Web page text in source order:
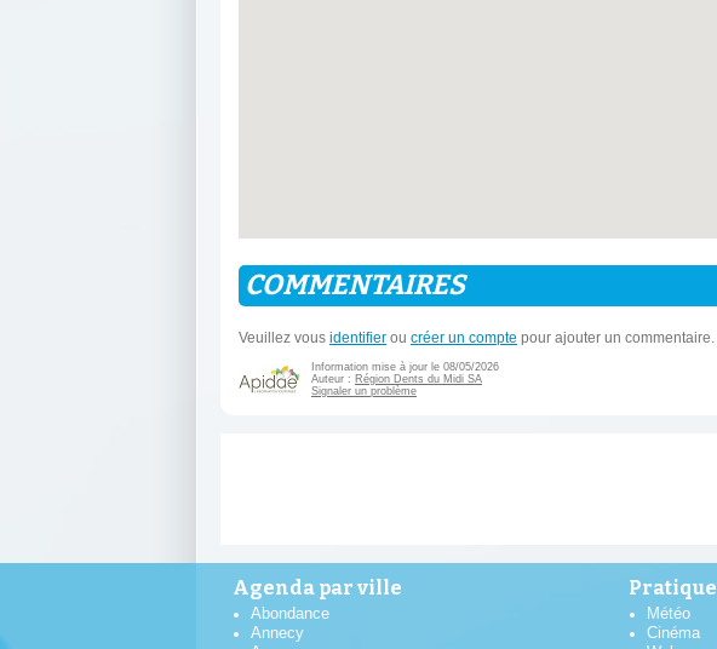
COMMENTAIRES
Veuillez vous identifier ou créer un compte pour ajouter un commentaire.
Information mise à jour le 08/05/2026
Auteur : Région Dents du Midi SA
Signaler un problème
Agenda par ville
Abondance
Annecy
Pratique
Météo
Cinéma